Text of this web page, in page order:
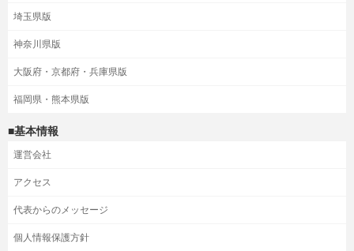
埼玉県版
神奈川県版
大阪府・京都府・兵庫県版
福岡県・熊本県版
■基本情報
運営会社
アクセス
代表からのメッセージ
個人情報保護方針